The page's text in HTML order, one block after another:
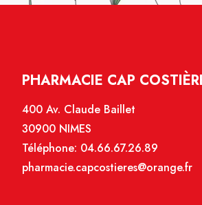
PHARMACIE CAP
400 Av. Claude Baillet
30900 NIMES
Téléphone: 04.66.67.26.89
pharmacie.capcostieres@orange.fr